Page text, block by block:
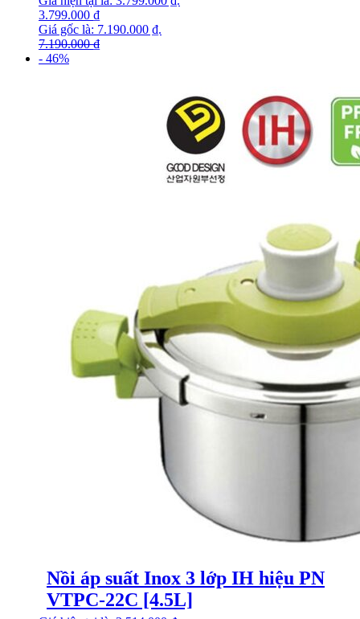
7.190.000₫
Giá gốc là: 7.190.000 ₫.
3.799.000 ₫
- 46%
Nồi áp suất Inox 3 lớp IH hiệu PN
VTPC-22C [4.5L]